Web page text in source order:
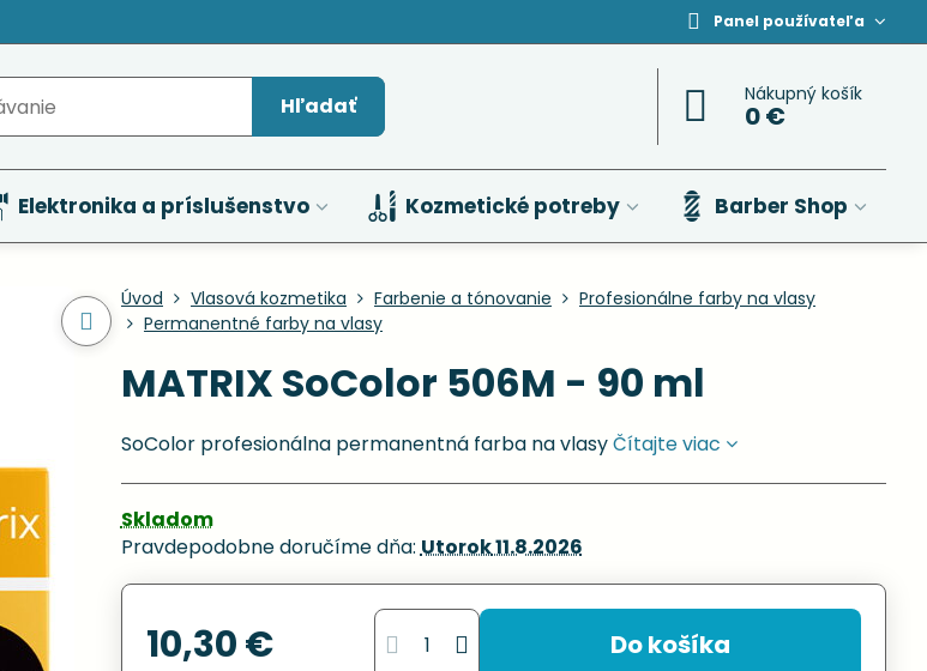
Panel používateľa
Hľadať Nákupný košík
0 €
Elektronika a príslušenstvo Kozmetické potreby Barber Shop
Úvod Vlasová kozmetika Farbenie a tónovanie
Profesionálne farby na vlasy
Permanentné farby na vlasy
MATRIX SoColor 506M - 90 ml
SoColor profesionálna permanentná farba na vlasyČítajte viac
Skladom
Pravdepodobne doručíme dňa:Utorok11.8.2026
10,30 € Do košíka